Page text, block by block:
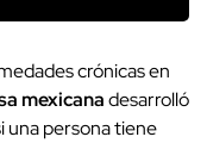
crónicas en
mexicanadesarrolló
una persona tiene